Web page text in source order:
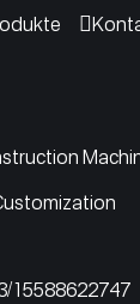
/15588622747